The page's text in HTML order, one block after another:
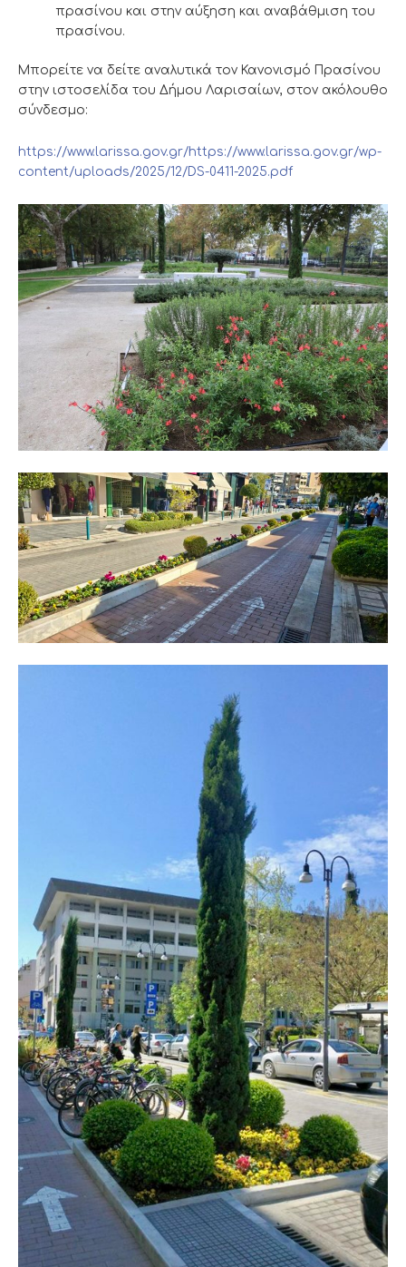
πρασίνου και στην αύξηση και αναβάθμιση του
πρασίνου.
Μπορείτε να δείτε αναλυτικά τον Κανονισμό Πρασίνου
στην ιστοσελίδα του Δήμου Λαρισαίων, στον ακόλουθο
σύνδεσμο:
https://www.larissa.gov.gr/https://www.larissa.gov.gr/wp-
content/uploads/2025/12/DS-0411-2025.pdf